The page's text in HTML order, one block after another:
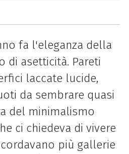
fa l'eleganza della
di asetticità. Pareti
laccate lucide,
da sembrare quasi
del minimalismo
ci chiedeva di vivere
più gallerie